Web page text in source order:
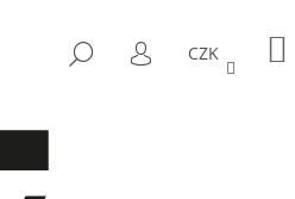
HLEDAT
PŘIHLÁŠENÍ
CZK